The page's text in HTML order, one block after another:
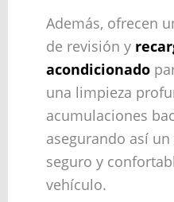
Además, ofrecen
de revisión y
acondicionado
una limpieza
acumulaciones
asegurando así
seguro y
vehículo.